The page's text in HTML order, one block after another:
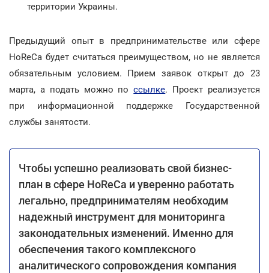
территории Украины.
Предыдущий опыт в предпринимательстве или сфере
HoReCa будет считаться преимуществом, но не является
обязательным условием. Прием заявок открыт до 23
марта, а подать можно поссылке. Проект реализуется
при информационной поддержке Государственной
службы занятости.
Чтобы успешно реализовать свой бизнес-
план в сфере HoReCa и уверенно работать
легально, предпринимателям необходим
надежный инструмент для мониторинга
законодательных изменений. Именно для
обеспечения такого комплексного
аналитического сопровождения компания